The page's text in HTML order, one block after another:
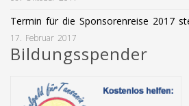
Termin für die Sponsorenreise 2017
17. Februar 2017
Bildungsspender